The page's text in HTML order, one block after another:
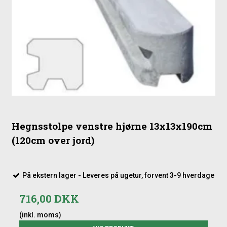
Trætype: Trykimprægneret gran
Overflade: Grundmalet sort
Bræddeprofil: 19 x 100 mm – ru overflade
Monteret med ca. 30 mm mellemrum mellem brædderne
Vægt: ca. 30 kg
Leveres som færdigsamlet sektion – klar til montage
Hver sektion af dette sortmalede træt hegn 189x90 dækker op
til 195 cm inkl. en stolpe (ved brug af 10x12 cm betonstolper)
Hegnsstolpe venstre hjørne 13x13x190cm
(120cm over jord)
På ekstern lager - Leveres på ugetur, forvent 3-9 hverdage
716,00 DKK
(inkl. moms)